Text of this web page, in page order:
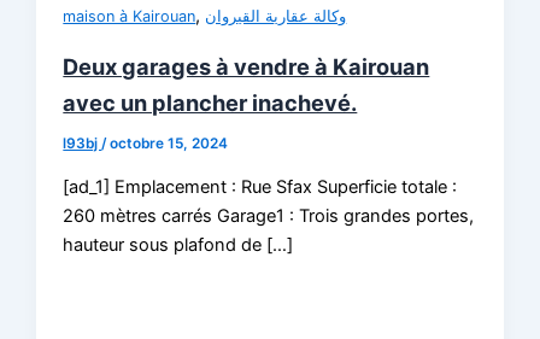
maison à Kairouan, وكالة عقارية القيروان
Deux garages à vendre à Kairouan
avec un plancher inachevé.
l93bj/octobre 15, 2024
[ad_1] Emplacement : Rue Sfax Superficie totale :
260 mètres carrés Garage1 : Trois grandes portes,
hauteur sous plafond de […]